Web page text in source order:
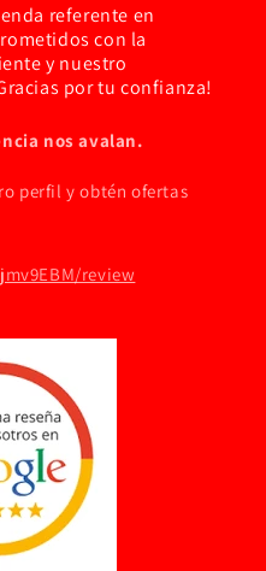
referente en
con la
y nuestro
por tu confianza!
nos avalan.
perfil y obtén ofertas
review